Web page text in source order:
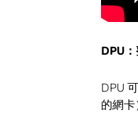
DPU
DPU
的網卡